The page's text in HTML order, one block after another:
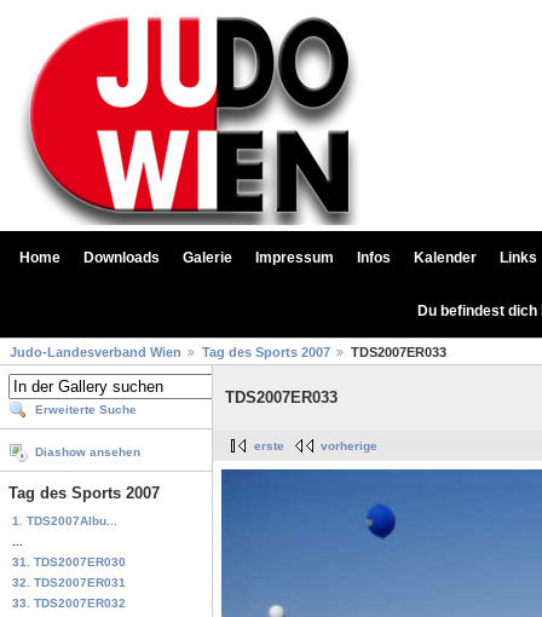
Home Downloads Galerie Impressum Infos Kalender Links
Du befindest
Judo-Landesverband Wien Tag des Sports 2007 TDS2007ER033
Erweiterte Suche
Diashow ansehen
Tag des Sports 2007
1. TDS2007Albu...
31. TDS2007ER030
32. TDS2007ER031
33. TDS2007ER032
TDS2007ER033
erste vorherige